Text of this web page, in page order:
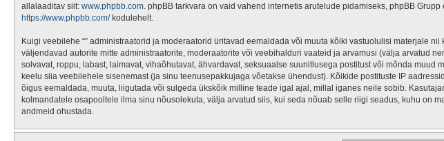
allalaaditav siit: www.phpbb.com . phpBB tarkvara on vaid vahend internetis arutelude pidamiseks, phpBB
https://www.phpbb.com/kodulehelt.
Kuigi veebilehe “” administraatorid ja moderaatorid üritavad eemaldada või muuta kõiki vastuolulisi materjale
väljendavad autorite mitte administraatorite, moderaatorite või veebihalduri vaateid ja arvamusi (välja arvatud
solvavat, roppu, labast, laimavat, vihaõhutavat, ähvardavat, seksuaalse suunitlusega postitust või mõnda
keelu siia veebilehele sisenemast (ja sinu teenusepakkujaga võetakse ühendust). Kõikide postituste IP
õigus eemaldada, muuta, liigutada või sulgeda ükskõik milline teade igal ajal, millal iganes neile sobib.
kolmandatele osapooltele ilma sinu nõusolekuta, välja arvatud siis, kui seda nõuab selle riigi seadus, kuhu on
andmeid ohustada.